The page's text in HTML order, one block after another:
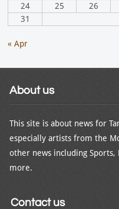
24
25 26
31
« Apr
About us
This site is about news for
especially artists from the
other news including Sports,
more.
Contact us